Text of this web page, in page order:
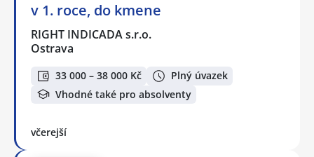
v 1. roce, do kmene
RIGHT INDICADA s.r.o.
Ostrava
33 000 – 38 000 Kč
Plný úvazek
Vhodné také pro absolventy
včerejší